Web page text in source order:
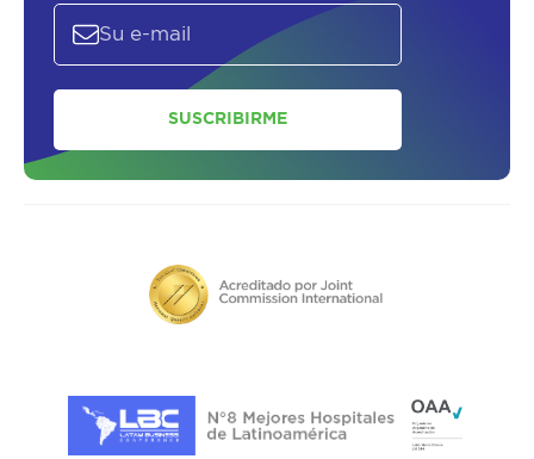
SUSCRIBIRME